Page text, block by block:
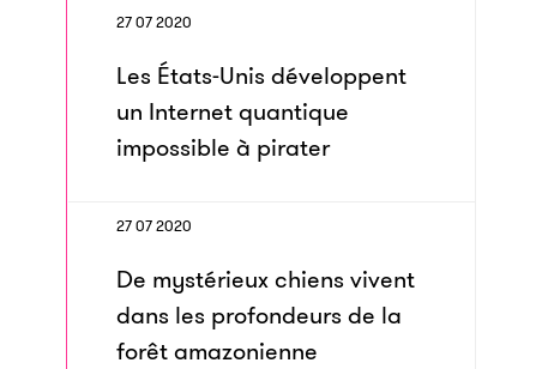
27 07 2020
Les États-Unis développent
un Internet quantique
impossible à pirater
27 07 2020
De mystérieux chiens vivent
dans les profondeurs de la
forêt amazonienne